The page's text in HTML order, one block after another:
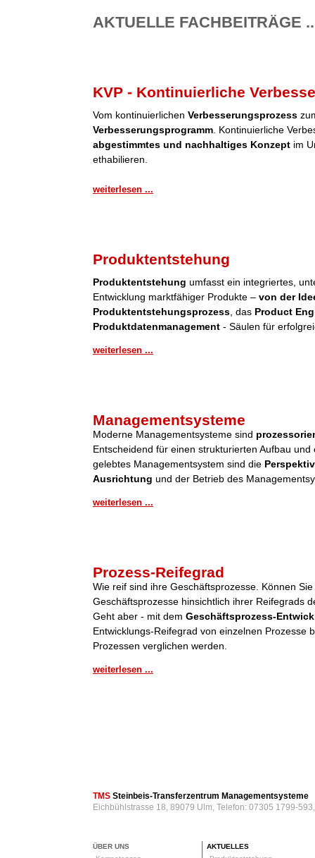
AKTUELLE FACHBEITRÄGE
KVP - Kontinuierliche
Vom kontinuierlichen Verbesserungsprozess
Verbesserungsprogramm . Kontinuierliche
abgestimmtes und nachhaltiges Konzept im
ethabilieren.
weiterlesen ...
Produktentstehung
Produktentstehung umfasst ein integriertes,
Entwicklung marktfähiger Produkte – von der
Produktentstehungsprozess , das Product
Produktdatenmanagement - Säulen für
weiterlesen ...
Managementsysteme
Moderne Managementsysteme sind
Entscheidend für einen strukturierten Aufbau
gelebtes Managementsystem sind die
Ausrichtung und der Betrieb des
weiterlesen ...
Prozess-Reifegrad
Wie reif sind ihre Geschäftsprozesse. Können
Geschäftsprozesse hinsichtlich ihrer Reifegrads
Geht aber - mit dem Geschäftsprozess-
Entwicklungs-Reifegrad von einzelnen Prozesse
Prozessen verglichen werden.
weiterlesen ...
TMS Steinbeis-Transferzentrum Managementsysteme
Eichbühlstrasse 18, 89079 Ulm, Telefon: 07305 1799-
ÜBER UNS
AKTUELLES